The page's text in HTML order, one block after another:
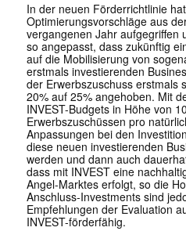
In der neuen Förderrichtlinie
Optimierungsvorschläge aus
vergangenen Jahr aufgegriffen
so angepasst, dass zukünftig
auf die Mobilisierung von
erstmals investierenden
der Erwerbszuschuss erstmals
20% auf 25% angehoben. Mit
INVEST-Budgets in Höhe von
Erwerbszuschüssen pro
Anpassungen bei den
diese neuen investierenden
werden und dann auch
dass mit INVEST eine
Angel-Marktes erfolgt, so die
Anschluss-Investments sind
Empfehlungen der Evaluation
INVEST-förderfähig.